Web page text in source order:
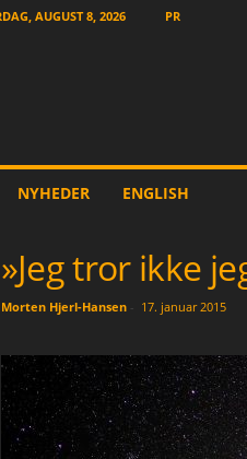
AUGUST 8, 2026 PR
NYHEDER ENGLISH
»Jeg tror ikke
Morten Hjerl-Hansen- 17. januar 2015